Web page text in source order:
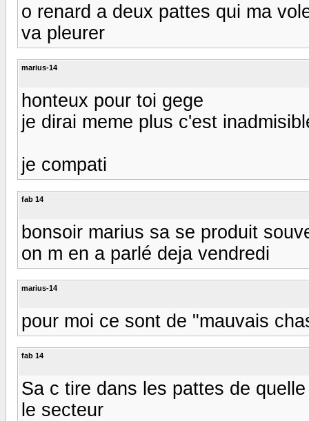
o renard a deux pattes qui ma
va pleurer
marius-14
honteux pour toi gege
je dirai meme plus c'est
je compati
fab 14
bonsoir marius sa se produit
on m en a parlé deja vendredi
marius-14
pour moi ce sont de "mauvais
fab 14
Sa c tire dans les pattes de
le secteur